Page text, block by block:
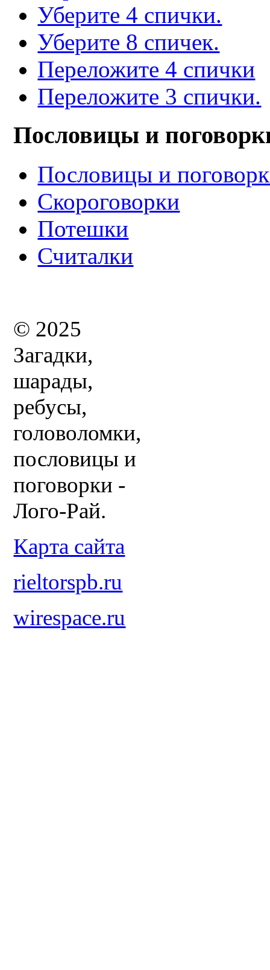
Уберите 4 спички.
Уберите 8 спичек.
Переложите 4 спички
Переложите 3 спички.
Пословицы и
Пословицы и
Скороговорки
Потешки
Считалки
© 2025
Загадки,
шарады,
ребусы,
головоломки,
пословицы и
поговорки -
Лого-Рай.
Карта сайта
rieltorspb.ru
wirespace.ru